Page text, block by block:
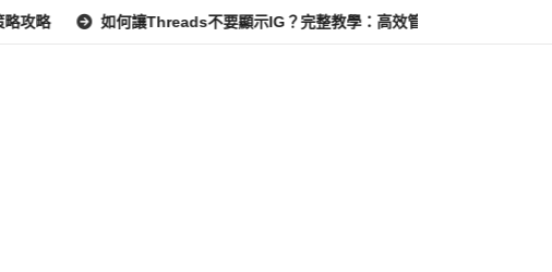
如何讓Threads不要顯示IG？完整教學：高效管理你的線上隱私與數據安全